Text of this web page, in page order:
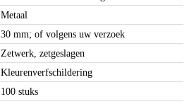
Metaal
30 mm; of volgens uw verzoek
Zetwerk, zetgeslagen
Kleurenverfschildering
100 stuks